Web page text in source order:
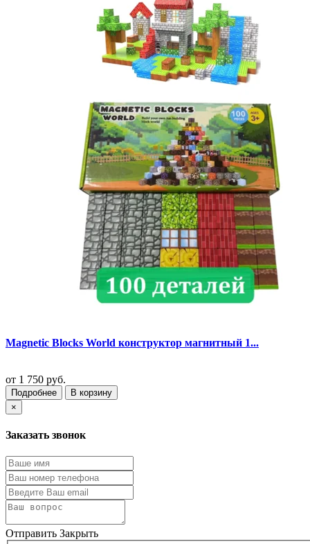
Magnetic Blocks World конструктор магнитный 1...
от 1 750 руб.
Подробнее
В корзину
×
Заказать звонок
Отправить Закрыть